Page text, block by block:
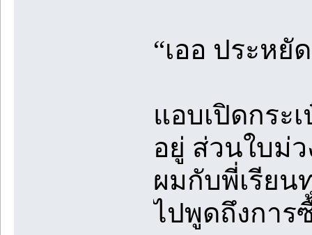
“เออ ประหยั
แอบเปิดกระ
อยู่ ส่วนใบม่ว
ผมกับพี่เรียน
ไปพูดถึงการ